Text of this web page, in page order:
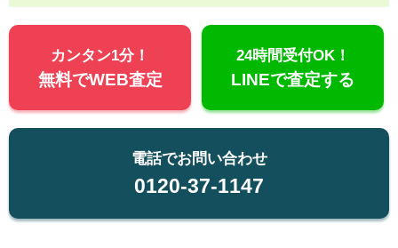
カンタン1分！
無料でWEB査定
24時間受付OK！
LINEで査定する
電話でお問い合わせ
0120-37-1147